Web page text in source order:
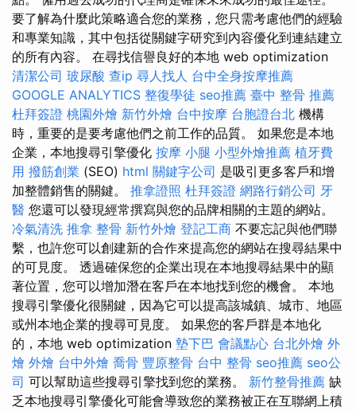
要了解為什麼此策略適合您的業務，您只需考慮他們的經驗
和專業知識，其中包括從關鍵字研究到內容優化到連結建立
的所有內容。 在尋找信譽良好的本地 web optimization
清潔公司 玻尿酸 查ip 尋人找人 台中全身按摩推薦
GOOGLE ANALYTICS 整復學徒 seo推薦 臺中 整骨 推薦
杜拜簽證 桃園外燴 新竹外燴 台中按摩 台胞證台北 機構
時，重要的是要考慮他們之前工作的品質。 如果您是本地
企業，本地搜尋引擎優化 按摩 小腿 小型外燴推薦 植牙費
用 撥筋創業 (SEO) html 關鍵字公司 是吸引更多客戶和增
加整體銷售的關鍵。 推拿證照 杜拜簽證 網路行銷公司 牙
醫 您還可以發現經常撰寫與您的品牌相關的主題的網站。
冷氣清洗 推拿 整骨 新竹外燴 登記工商 不要忘記與他們聯
繫，也許您可以創建新的合作來提高您的網站在搜尋結果中
的可見度。 透過確保您的企業出現在本地搜尋結果中的顯
著位置，您可以增加潛在客戶在本地找到您的機會。 本地
搜尋引擎優化很關鍵，因為它可以提高該城鎮、城市、地區
或州本地企業的搜尋可見度。 如果您的客戶群是本地化
的，本地 web optimization 墊下巴 會議點心 台北外燴 外
燴 外燴 台中外燴 喬骨 豐原整骨 台中 整骨 seo推薦 seo公
司 可以幫助這些搜尋引擎找到您的業務。 新竹整骨推薦 缺
乏本地搜尋引擎優化可能會導致您的業務被正在互聯網上積